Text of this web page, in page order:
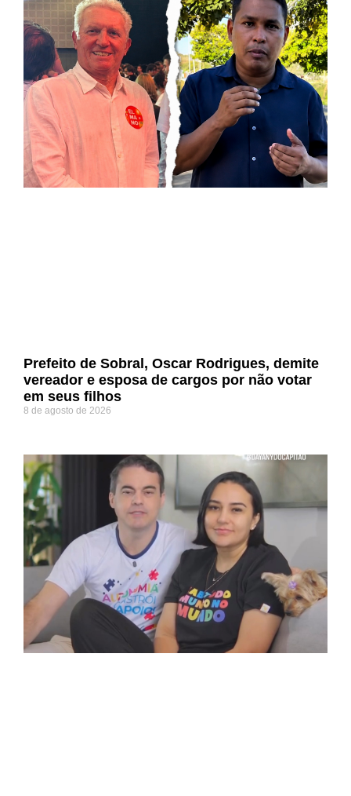
Prefeito de Sobral, Oscar Rodrigues, demite
vereador e esposa de cargos por não votar
em seus filhos
8 de agosto de 2026